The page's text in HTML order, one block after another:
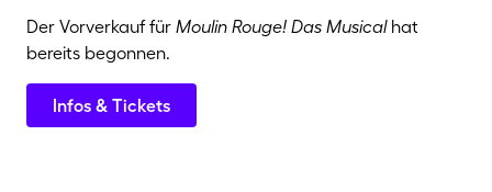
Der Vorverkauf für Moulin Rouge! Das Musicalhat
bereits begonnen.
Infos & Tickets